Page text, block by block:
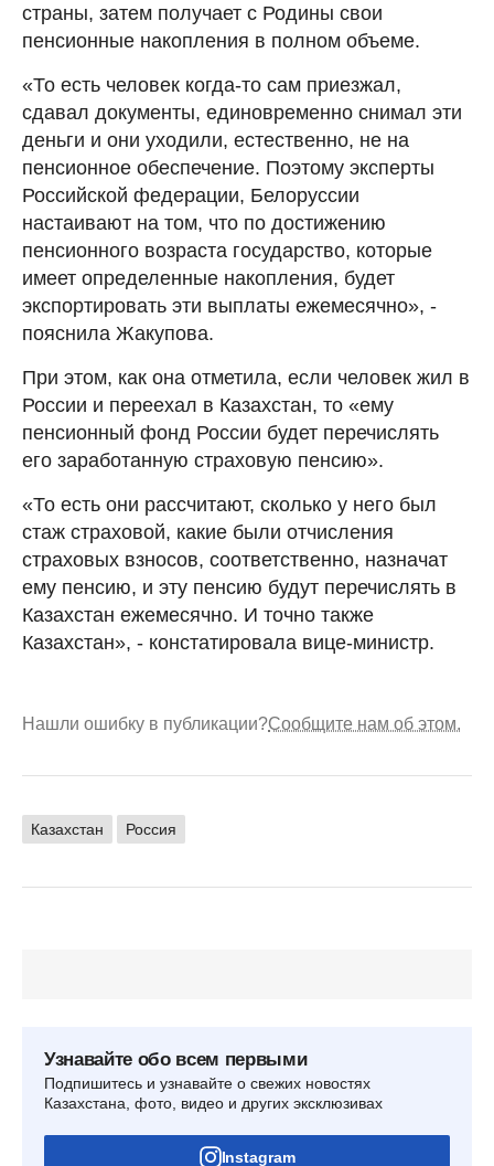
страны, затем получает с Родины свои
пенсионные накопления в полном объеме.
«То есть человек когда-то сам приезжал,
сдавал документы, единовременно снимал эти
деньги и они уходили, естественно, не на
пенсионное обеспечение. Поэтому эксперты
Российской федерации, Белоруссии
настаивают на том, что по достижению
пенсионного возраста государство, которые
имеет определенные накопления, будет
экспортировать эти выплаты ежемесячно», -
пояснила Жакупова.
При этом, как она отметила, если человек жил в
России и переехал в Казахстан, то «ему
пенсионный фонд России будет перечислять
его заработанную страховую пенсию».
«То есть они рассчитают, сколько у него был
стаж страховой, какие были отчисления
страховых взносов, соответственно, назначат
ему пенсию, и эту пенсию будут перечислять в
Казахстан ежемесячно. И точно также
Казахстан», - констатировала вице-министр.
Нашли ошибку в публикации?Сообщите нам об этом.
Казахстан Россия
Узнавайте обо всем первыми
Подпишитесь и узнавайте о свежих новостях
Казахстана, фото, видео и других эксклюзивах
Instagram